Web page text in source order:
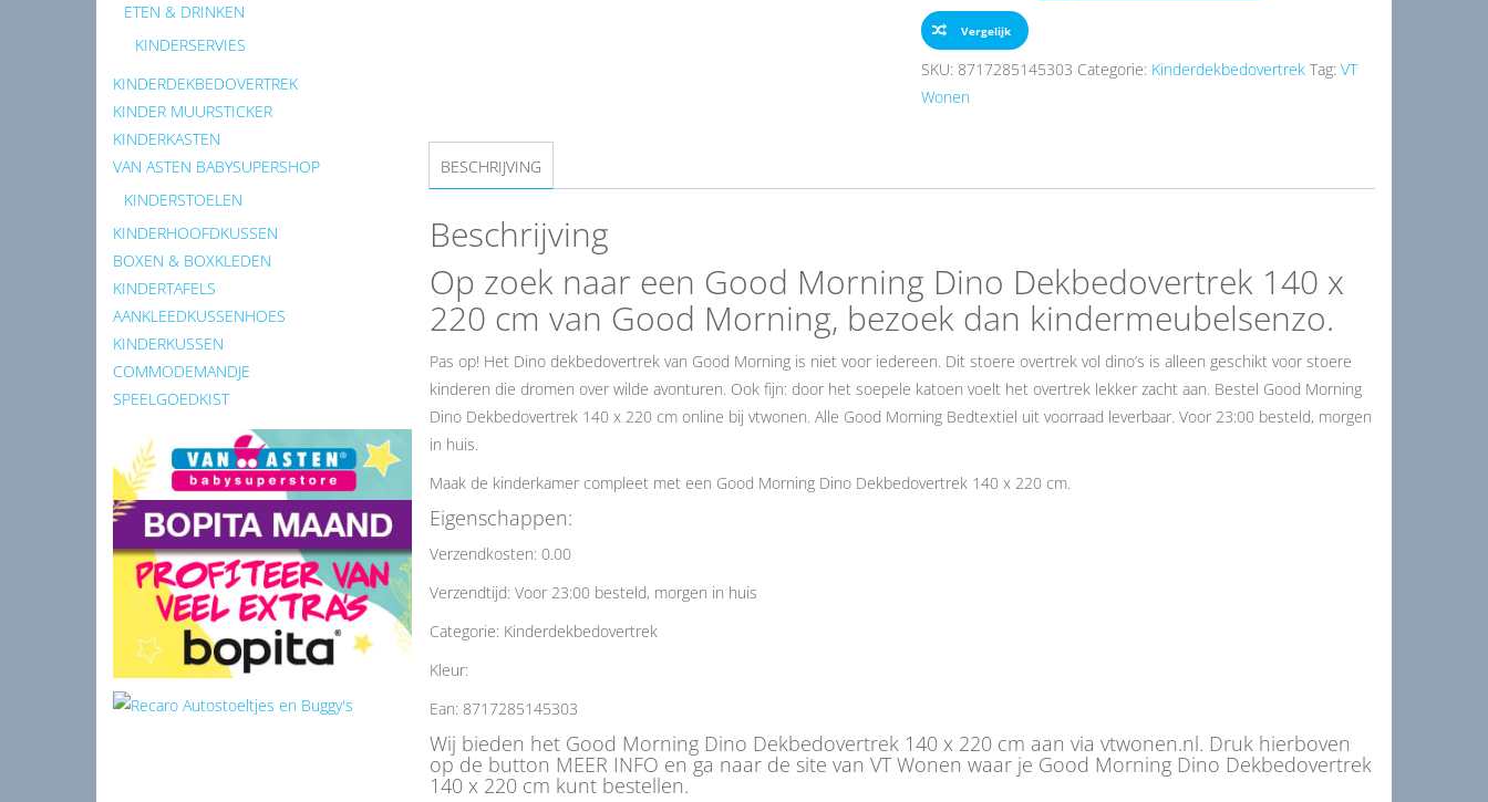
ETEN & DRINKEN
KINDERSERVIES
KINDERDEKBEDOVERTREK
KINDER MUURSTICKER
KINDERKASTEN
VAN ASTEN BABYSUPERSHOP
KINDERSTOELEN
KINDERHOOFDKUSSEN
BOXEN & BOXKLEDEN
KINDERTAFELS
AANKLEEDKUSSENHOES
KINDERKUSSEN
COMMODEMANDJE
SPEELGOEDKIST
Vergelijk
SKU: 8717285145303 Categorie: Kinderdekbedovertrek Tag: VT
Wonen
BESCHRIJVING
Beschrijving
Op zoek naar een Good Morning Dino Dekbedovertrek 140 x
220 cm van Good Morning, bezoek dan kindermeubelsenzo.
Pas op! Het Dino dekbedovertrek van Good Morning is niet voor iedereen. Dit stoere overtrek vol dino’s is alleen geschikt voor stoere
kinderen die dromen over wilde avonturen. Ook fijn: door het soepele katoen voelt het overtrek lekker zacht aan. Bestel Good Morning
Dino Dekbedovertrek 140 x 220 cm online bij vtwonen. Alle Good Morning Bedtextiel uit voorraad leverbaar. Voor 23:00 besteld, morgen
in huis.
Maak de kinderkamer compleet met een Good Morning Dino Dekbedovertrek 140 x 220 cm.
Eigenschappen:
Verzendkosten: 0.00
Verzendtijd: Voor 23:00 besteld, morgen in huis
Categorie: Kinderdekbedovertrek
Kleur:
Ean: 8717285145303
Wij bieden het Good Morning Dino Dekbedovertrek 140 x 220 cm aan via vtwonen.nl. Druk hierboven
op de button MEER INFO en ga naar de site van VT Wonen waar je Good Morning Dino Dekbedovertrek
140 x 220 cm kunt bestellen.